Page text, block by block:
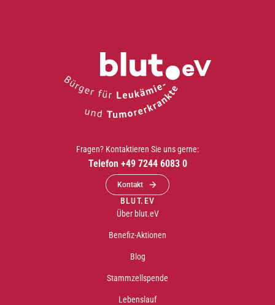
Fragen? Kontaktieren Sie uns gerne:
Telefon +49 7244 6083 0
Kontakt
BLUT.EV
Über blut.eV
Benefiz-Aktionen
Blog
Stammzellspende
Lebenslauf